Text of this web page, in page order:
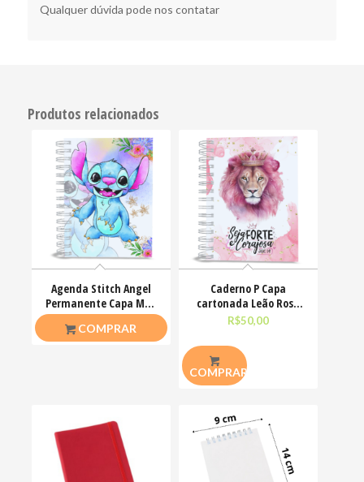
Qualquer dúvida pode nos contatar
Produtos relacionados
Agenda Stitch Angel
Permanente Capa MDF
380 páginas 15x20cm
COMPRAR
Caderno P Capa
cartonada Leão Rosa
Seja forte e corajosa
R$50,00
COMPRAR